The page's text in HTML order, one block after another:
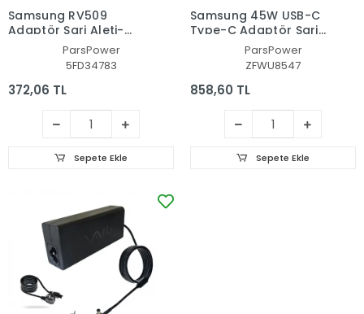
Samsung RV509
Adaptör Şarj Aleti-
Cihazı (Pars Power)
ParsPower
5FD34783
372,06 TL
Sepete Ekle
Samsung 45W USB-C
Type-C Adaptör Şarj
Aleti-Cihazı (Pars
ParsPower
ZFWU8547
858,60 TL
Sepete Ekle